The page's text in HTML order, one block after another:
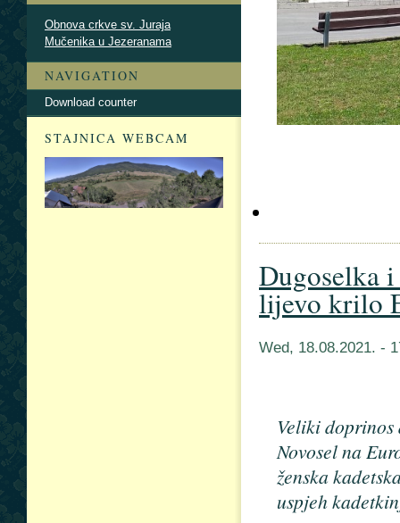
Dugoselka
lijevo krilo
Wed, 18.08.2021. -
Veliki doprinos
Novosel na
ženska
uspjeh
Obnova crkve sv. Juraja
Mučenika u Jezeranama
NAVIGATION
Download counter
STAJNICA WEBCAM